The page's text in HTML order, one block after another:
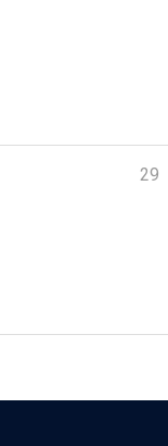
29